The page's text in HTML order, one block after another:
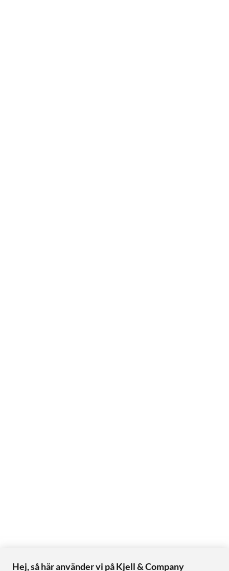
Hej, så här använder vi på Kjell & Company